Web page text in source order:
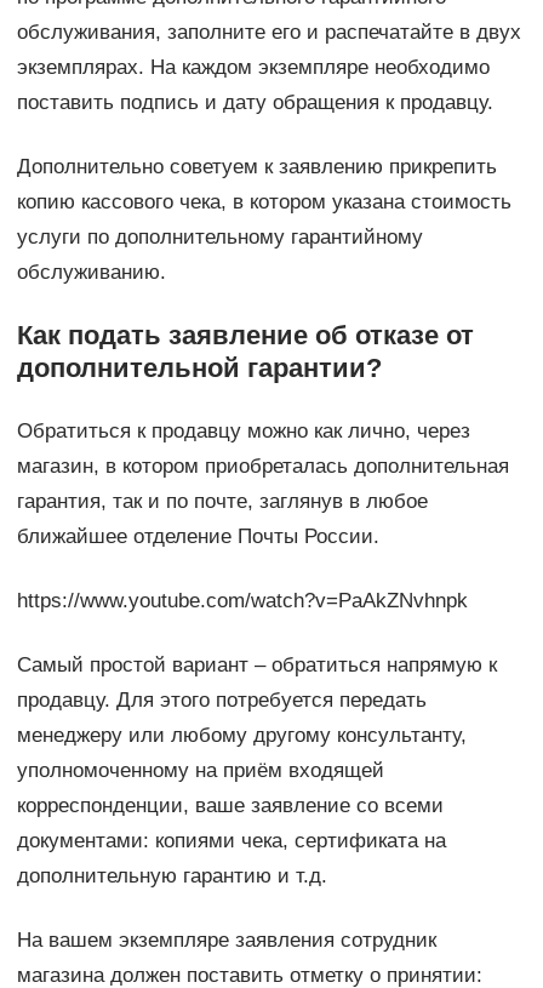
обслуживания, заполните его и распечатайте в двух
экземплярах. На каждом экземпляре необходимо
поставить подпись и дату обращения к продавцу.
Дополнительно советуем к заявлению прикрепить
копию кассового чека, в котором указана стоимость
услуги по дополнительному гарантийному
обслуживанию.
Как подать заявление об отказе от
дополнительной гарантии?
Обратиться к продавцу можно как лично, через
магазин, в котором приобреталась дополнительная
гарантия, так и по почте, заглянув в любое
ближайшее отделение Почты России.
https://www.youtube.com/watch?v=PaAkZNvhnpk
Самый простой вариант – обратиться напрямую к
продавцу. Для этого потребуется передать
менеджеру или любому другому консультанту,
уполномоченному на приём входящей
корреспонденции, ваше заявление со всеми
документами: копиями чека, сертификата на
дополнительную гарантию и т.д.
На вашем экземпляре заявления сотрудник
магазина должен поставить отметку о принятии: